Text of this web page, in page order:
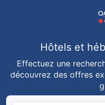
Hôtels et
Effectuez une
découvrez des offres